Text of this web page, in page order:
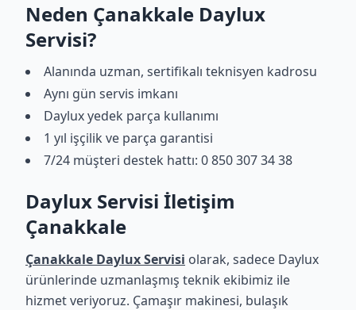
Neden Çanakkale Daylux
Servisi?
Alanında uzman, sertifikalı teknisyen kadrosu
Aynı gün servis imkanı
Daylux yedek parça kullanımı
1 yıl işçilik ve parça garantisi
7/24 müşteri destek hattı: 0 850 307 34 38
Daylux Servisi İletişim
Çanakkale
Çanakkale Daylux Servisi olarak, sadece Daylux
ürünlerinde uzmanlaşmış teknik ekibimiz ile
hizmet veriyoruz. Çamaşır makinesi, bulaşık